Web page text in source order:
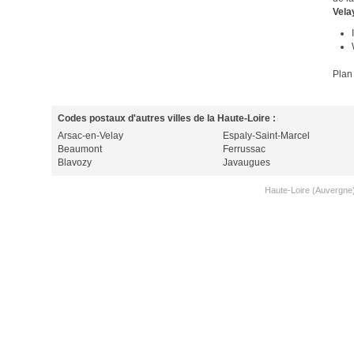
Codes postaux d'autres villes de la Haute-Loire :
Arsac-en-Velay
Beaumont
Blavozy
Espaly-Saint-Marcel
Ferrussac
Javaugues
Haute-Loire